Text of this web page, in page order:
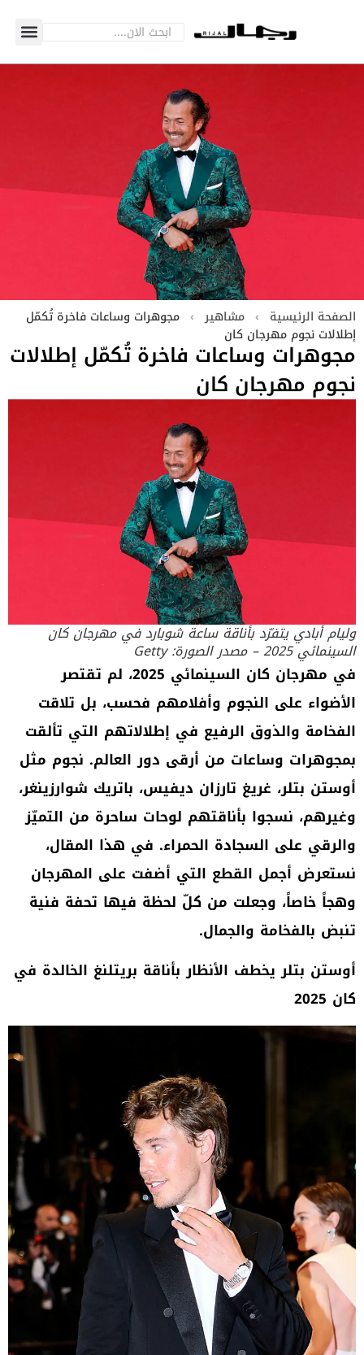
الصفحة الرئيسية › مشاهير › مجوهرات وساعات فاخرة تُكمّل
إطلالات نجوم مهرجان كان
مجوهرات وساعات فاخرة تُكمّل إطلالات
نجوم مهرجان كان
وليام أبادي يتفرّد بأناقة ساعة شوبارد في مهرجان كان
السينمائي 2025 – مصدر الصورة: Getty
في مهرجان كان السينمائي 2025، لم تقتصر
الأضواء على النجوم وأفلامهم فحسب، بل تلاقت
الفخامة والذوق الرفيع في إطلالاتهم التي تألقت
بمجوهرات وساعات من أرقى دور العالم. نجوم مثل
أوستن بتلر، غريغ تارزان ديفيس، باتريك شوارزينغر،
وغيرهم، نسجوا بأناقتهم لوحات ساحرة من التميّز
والرقي على السجادة الحمراء. في هذا المقال،
نستعرض أجمل القطع التي أضفت على المهرجان
وهجاً خاصاً، وجعلت من كلّ لحظة فيها تحفة فنية
تنبض بالفخامة والجمال.
أوستن بتلر يخطف الأنظار بأناقة بريتلنغ الخالدة في
كان 2025